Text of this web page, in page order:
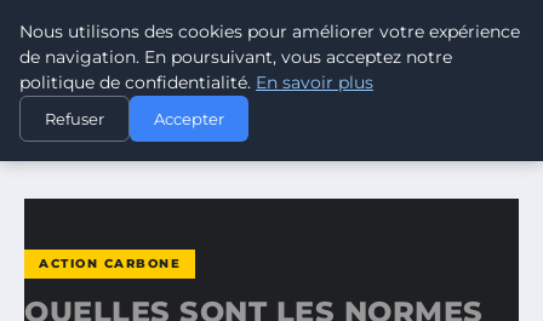
CLIMATE RESPONSE BLOG
ACCUEIL
ACTION CARBONE
QUELLES SONT LES NORMES ET CERTIFICATIONS LIÉES AU…
ACTION CARBONE
QUELLES SONT LES NORMES
Nous utilisons des cookies pour améliorer votre expérience
de navigation. En poursuivant, vous acceptez notre
politique de confidentialité. En savoir plus
Refuser Accepter